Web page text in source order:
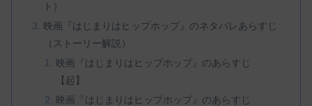
ト）
映画『はじまりはヒップホップ』のネタバレあらすじ
（ストーリー解説）
映画『はじまりはヒップホップ』のあらすじ
【起】
映画『はじまりはヒップホップ』のあらすじ